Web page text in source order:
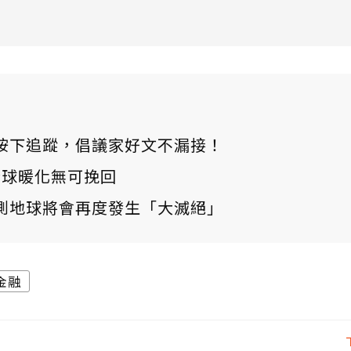
追蹤，倡議家好文不漏接！
暖化無可挽回
球將會再度發生「大滅絕」
融